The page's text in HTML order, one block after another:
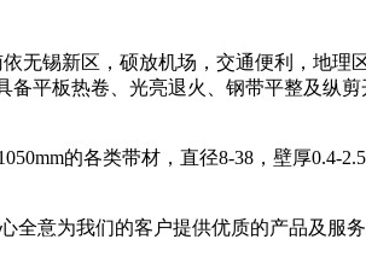
锡新区，硕放机场，交通便利，地理
平板热卷、光亮退火、钢带平整及纵
的各类带材，直径8-38，壁厚0.4-
意为我们的客户提供优质的产品及服